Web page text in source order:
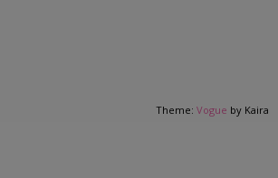
Theme: Vogue by Kaira